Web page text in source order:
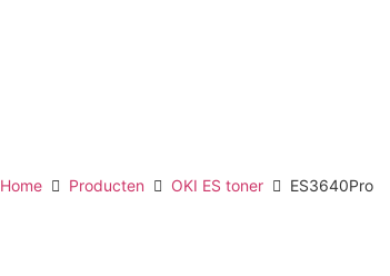
Home Producten OKI ES toner ES3640Pro